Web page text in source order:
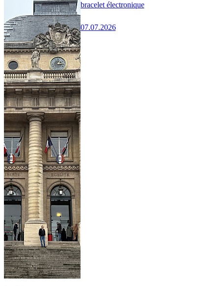
bracelet électronique
07.07.2026